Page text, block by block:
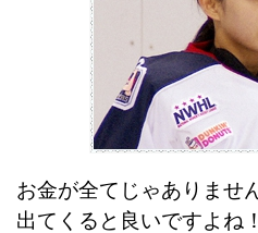
お金が全てじゃありませ
出てくると良いですよね！